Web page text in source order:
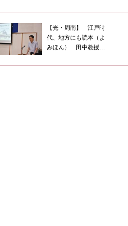
【光・周南】 江戸時
代、地方にも読本（よ
みほん） 田中教授が